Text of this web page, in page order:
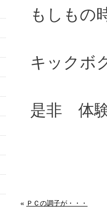
もしもの
キックボ
是非 体
« ＰＣの調子が・・・